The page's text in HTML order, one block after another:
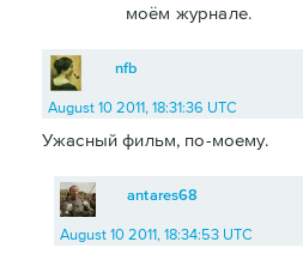
моём журнале.
nfb
August 10 2011, 18:31:36 UTC
Ужасный фильм, по-моему.
antares68
August 10 2011, 18:34:53 UTC